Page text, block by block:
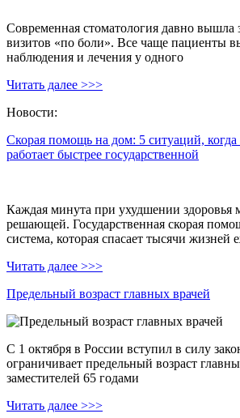
Современная стоматология давно вышла
визитов «по боли». Все чаще пациенты
наблюдения и лечения у одного
Читать далее >>>
Новости:
Скорая помощь на дом: 5 ситуаций, когда
работает быстрее государственной
Каждая минута при ухудшении здоровья
решающей. Государственная скорая
система, которая спасает тысячи жизней
Читать далее >>>
Предельный возраст главных врачей
С 1 октября в России вступил в силу
ограничивает предельный возраст
заместителей 65 годами
Читать далее >>>